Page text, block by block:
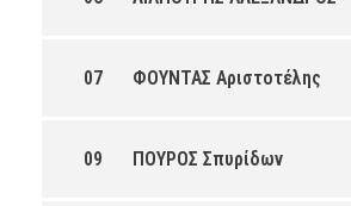
07 ΦΟΥΝΤΑΣ Αριστοτέλης
09 ΠΟΥΡΟΣ Σπυρίδων